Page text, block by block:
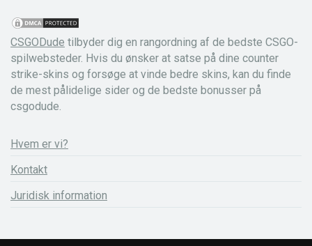
CSGODude tilbyder dig en rangordning af de bedste CSGO-
spilwebsteder. Hvis du ønsker at satse på dine counter
strike-skins og forsøge at vinde bedre skins, kan du finde
de mest pålidelige sider og de bedste bonusser på
csgodude.
Hvem er vi?
Kontakt
Juridisk information